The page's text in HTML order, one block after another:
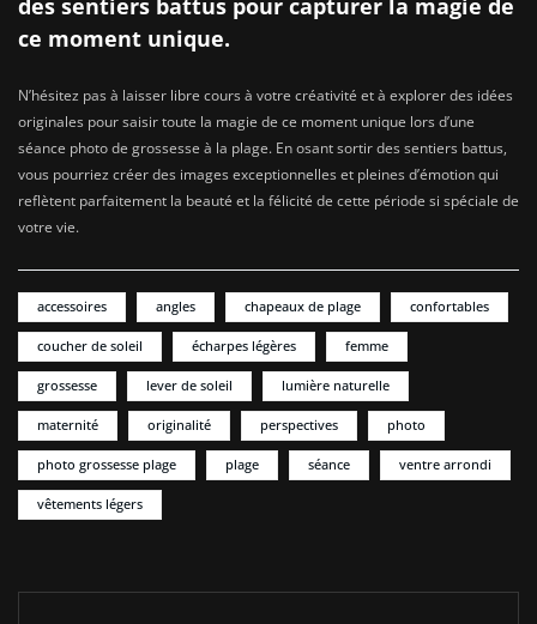
des sentiers battus pour capturer la magie de
ce moment unique.
N’hésitez pas à laisser libre cours à votre créativité et à explorer des idées
originales pour saisir toute la magie de ce moment unique lors d’une
séance photo de grossesse à la plage. En osant sortir des sentiers battus,
vous pourriez créer des images exceptionnelles et pleines d’émotion qui
reflètent parfaitement la beauté et la félicité de cette période si spéciale de
votre vie.
accessoires angles chapeaux de plage confortables
coucher de soleil écharpes légères femme
grossesse lever de soleil lumière naturelle
maternité originalité perspectives photo
photo grossesse plage plage séance ventre arrondi
vêtements légers